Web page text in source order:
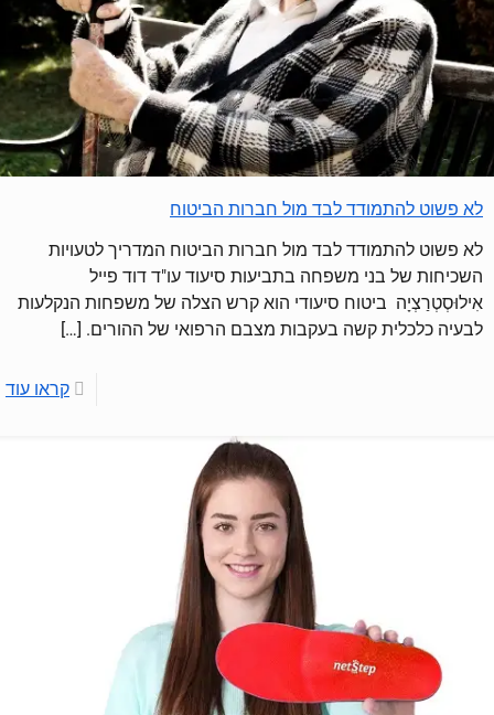
לא פשוט להתמודד לבד מול חברות הביטוח
לא פשוט להתמודד לבד מול חברות הביטוח המדריך לטעויות
השכיחות של בני משפחה בתביעות סיעוד עו"ד דוד פייל
אִילוּסְטְרַצְיָה ביטוח סיעודי הוא קרש הצלה של משפחות הנקלעות
לבעיה כלכלית קשה בעקבות מצבם הרפואי של ההורים. […]
קראו עוד